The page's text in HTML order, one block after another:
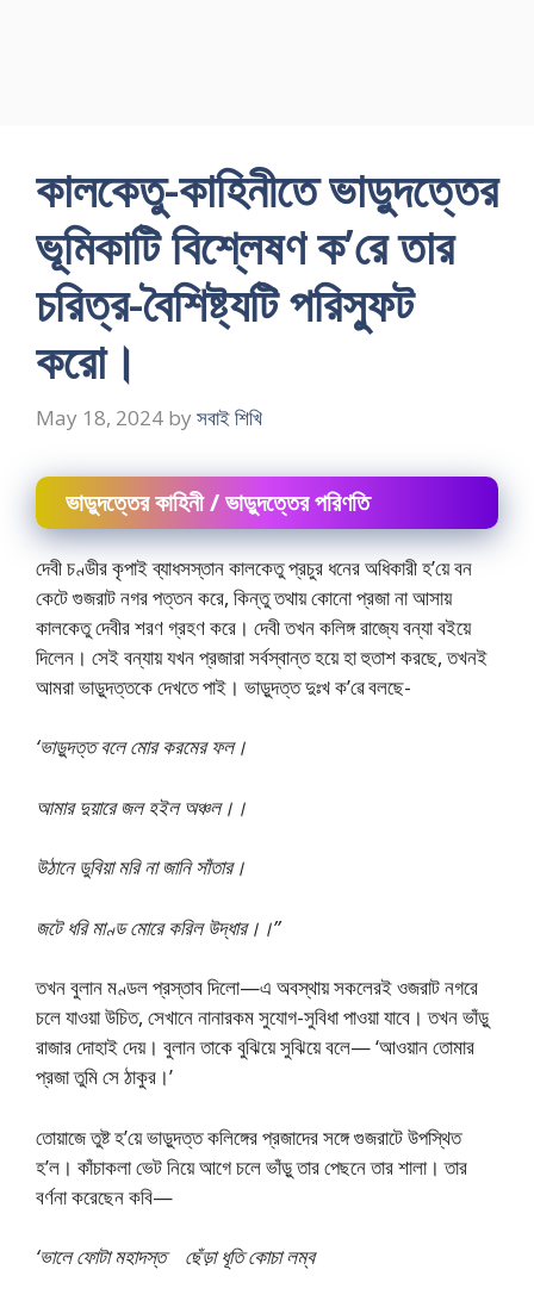
কালকেতু-কাহিনীতে ভাড়ুদত্তের
ভূমিকাটি বিশ্লেষণ ক’রে তার
চরিত্র-বৈশিষ্ট্যটি পরিস্ফুট
করো।
May 18, 2024 by সবাই শিখি
ভাড়ুদত্তের কাহিনী / ভাড়ুদত্তের পরিণতি
দেবী চণ্ডীর কৃপাই ব্যাধসস্তান কালকেতু প্রচুর ধনের অধিকারী হ’য়ে বন
কেটে গুজরাট নগর পত্তন করে, কিন্তু তথায় কোনো প্রজা না আসায়
কালকেতু দেবীর শরণ গ্রহণ করে। দেবী তখন কলিঙ্গ রাজ্যে বন্যা বইয়ে
দিলেন। সেই বন্যায় যখন প্রজারা সর্বস্বান্ত হয়ে হা হুতাশ করছে, তখনই
আমরা ভাড়ুদত্তকে দেখতে পাই। ভাড়ুদত্ত দুঃখ ক’ৱে বলছে-
‘ভাড়ুদত্ত বলে মোর করমের ফল।
আমার দুয়ারে জল হইল অঞ্চল।।
উঠানে ডুবিয়া মরি না জানি সাঁতার।
জটে ধরি মাণ্ড মোরে করিল উদ্ধার।।”
তখন বুলান মণ্ডল প্রস্তাব দিলো—এ অবস্থায় সকলেরই ওজরাট নগরে
চলে যাওয়া উচিত, সেখানে নানারকম সুযোগ-সুবিধা পাওয়া যাবে। তখন ভাঁড়ু
রাজার দোহাই দেয়। বুলান তাকে বুঝিয়ে সুঝিয়ে বলে— ‘আওয়ান তোমার
প্রজা তুমি সে ঠাকুর।’
তোয়াজে তুষ্ট হ’য়ে ভাড়ুদত্ত কলিঙ্গের প্রজাদের সঙ্গে গুজরাটে উপস্থিত
হ’ল। কাঁচাকলা ভেট নিয়ে আগে চলে ভাঁড়ু তার পেছনে তার শালা। তার
বর্ণনা করেছেন কবি—
‘ভালে ফোটা মহাদস্ত ছেঁড়া ধূতি কোচা লম্ব